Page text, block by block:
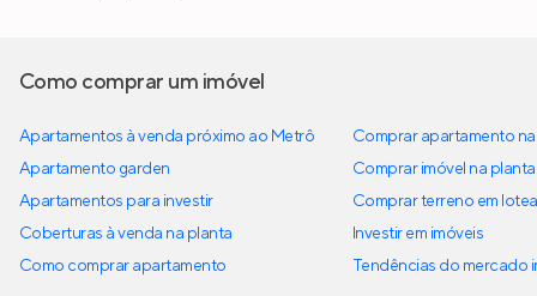
Como comprar um imóvel
Apartamentos à venda próximo ao Metrô
Apartamento garden
Apartamentos para investir
Coberturas à venda na planta
Como comprar apartamento
Comprar apartamento
Comprar imóvel na planta
Comprar terreno em
Investir em imóveis
Tendências do mercado